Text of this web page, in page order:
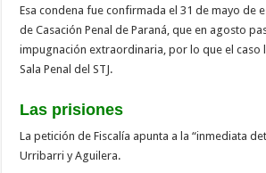
Esa condena fue confirmada el 31 de mayo de
de Casación Penal de Paraná, que en agosto
impugnación extraordinaria, por lo que el caso
Sala Penal del STJ.
Las prisiones
La petición de Fiscalía apunta a la “inmediata
Urribarri y Aguilera.